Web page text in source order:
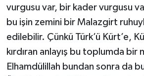
vurgusu var, bir kader vurgusu
bu işin zemini bir Malazgirt
edilebilir. Çünkü Türk’ü Kürt’e,
kırdıran anlayış bu toplumda bir
Elhamdülillah bundan sonra da